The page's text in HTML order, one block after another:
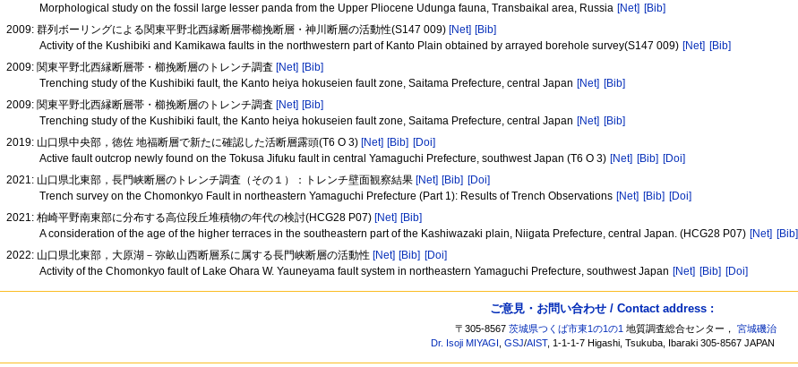
Morphological study on the fossil large lesser panda from the Upper Pliocene Udunga fauna, Transbaikal area, Russia [Net] [Bib]
2009: 群列ボーリングによる関東平野北西縁断層帯櫛挽断層・神川断層の活動性(S147 009) [Net] [Bib]
Activity of the Kushibiki and Kamikawa faults in the northwestern part of Kanto Plain obtained by arrayed borehole survey(S147 009) [Net] [Bib]
2009: 関東平野北西縁断層帯・櫛挽断層のトレンチ調査 [Net] [Bib]
Trenching study of the Kushibiki fault, the Kanto heiya hokuseien fault zone, Saitama Prefecture, central Japan [Net] [Bib]
2009: 関東平野北西縁断層帯・櫛挽断層のトレンチ調査 [Net] [Bib]
Trenching study of the Kushibiki fault, the Kanto heiya hokuseien fault zone, Saitama Prefecture, central Japan [Net] [Bib]
2019: 山口県中央部，徳佐 地福断層で新たに確認した活断層露頭(T6 O 3) [Net] [Bib] [Doi]
Active fault outcrop newly found on the Tokusa Jifuku fault in central Yamaguchi Prefecture, southwest Japan (T6 O 3) [Net] [Bib] [Doi]
2021: 山口県北東部，長門峡断層のトレンチ調査（その１）：トレンチ壁面観察結果 [Net] [Bib] [Doi]
Trench survey on the Chomonkyo Fault in northeastern Yamaguchi Prefecture (Part 1): Results of Trench Observations [Net] [Bib] [Doi]
2021: 柏崎平野南東部に分布する高位段丘堆積物の年代の検討(HCG28 P07) [Net] [Bib]
A consideration of the age of the higher terraces in the southeastern part of the Kashiwazaki plain, Niigata Prefecture, central Japan. (HCG28 P07) [Net] [Bib]
2022: 山口県北東部，大原湖－弥畝山西断層系に属する長門峡断層の活動性 [Net] [Bib] [Doi]
Activity of the Chomonkyo fault of Lake Ohara W. Yauneyama fault system in northeastern Yamaguchi Prefecture, southwest Japan [Net] [Bib] [Doi]
ご意見・お問い合わせ / Contact address :
〒305-8567茨城県つくば市東1の1の1 地質調査総合センター，宮城磯治
Dr. Isoji MIYAGI
,GSJ/AIST, 1-1-1-7 Higashi, Tsukuba, Ibaraki 305-8567 JAPAN